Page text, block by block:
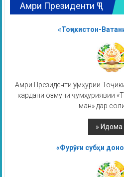
Амри Президенти ҶТ
«Тоҷикистон-
Амри Президенти Ҷумҳурии
кардани озмуни ҷумҳуриявии
ман» дар
«Фурӯғи субҳи